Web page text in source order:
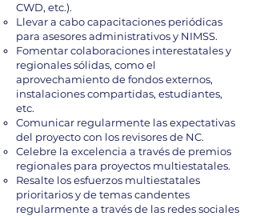
CWD, etc.).
Llevar a cabo capacitaciones periódicas
para asesores administrativos y NIMSS.
Fomentar colaboraciones interestatales y
regionales sólidas, como el
aprovechamiento de fondos externos,
instalaciones compartidas, estudiantes,
etc.
Comunicar regularmente las expectativas
del proyecto con los revisores de NC.
Celebre la excelencia a través de premios
regionales para proyectos multiestatales.
Resalte los esfuerzos multiestatales
prioritarios y de temas candentes
regularmente a través de las redes sociales